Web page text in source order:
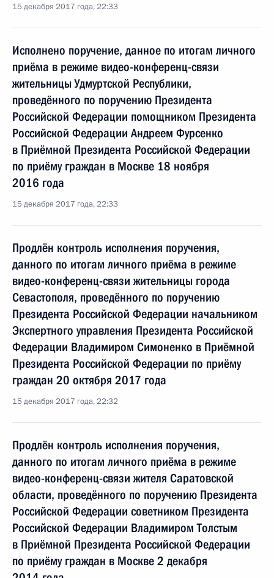
15 декабря 2017 года, 22:33
Исполнено поручение, данное по итогам личного
приёма в режиме видео-конференц-связи
жительницы Удмуртской Республики,
проведённого по поручению Президента
Российской Федерации помощником Президента
Российской Федерации Андреем Фурсенко
в Приёмной Президента Российской Федерации
по приёму граждан в Москве 18 ноября
2016 года
15 декабря 2017 года, 22:33
Продлён контроль исполнения поручения,
данного по итогам личного приёма в режиме
видео-конференц-связи жительницы города
Севастополя, проведённого по поручению
Президента Российской Федерации начальником
Экспертного управления Президента Российской
Федерации Владимиром Симоненко в Приёмной
Президента Российской Федерации по приёму
граждан 20 октября 2017 года
15 декабря 2017 года, 22:32
Продлён контроль исполнения поручения,
данного по итогам личного приёма в режиме
видео-конференц-связи жителя Саратовской
области, проведённого по поручению Президента
Российской Федерации советником Президента
Российской Федерации Владимиром Толстым
в Приёмной Президента Российской Федерации
по приёму граждан в Москве 2 декабря